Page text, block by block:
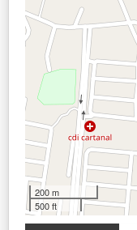
200 m
500 ft